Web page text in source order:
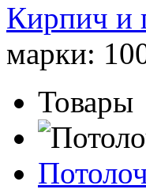
Кирпич и
марки:
Товары